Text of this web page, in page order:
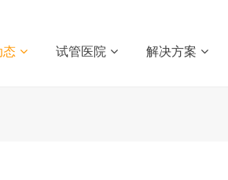
态 试管医院 解决方案